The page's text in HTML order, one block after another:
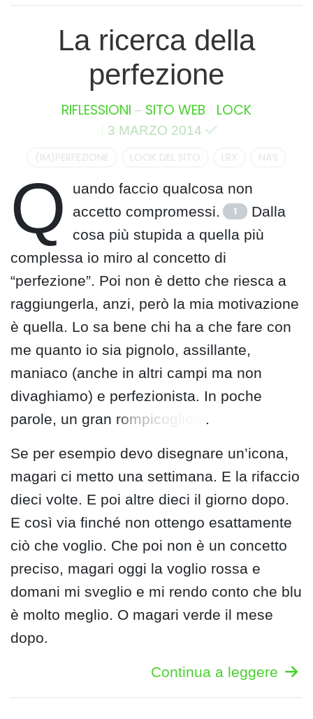
La ricerca della
perfezione
RIFLESSIONI – SITO WEB LOCK
3 MARZO 2014
(IM)PERFEZIONE LOOK DEL SITO LRX NAS
Q
uando faccio qualcosa non
accetto compromessi.
1
Dalla
cosa più stupida a quella più
complessa io miro al concetto di
“perfezione”. Poi non è detto che riesca a
raggiungerla, anzi, però la mia motivazione
è quella. Lo sa bene chi ha a che fare con
me quanto io sia pignolo, assillante,
maniaco (anche in altri campi ma non
divaghiamo) e perfezionista. In poche
parole, un gran rompicoglioni .
Se per esempio devo disegnare un’icona,
magari ci metto una settimana. E la rifaccio
dieci volte. E poi altre dieci il giorno dopo.
E così via finché non ottengo esattamente
ciò che voglio. Che poi non è un concetto
preciso, magari oggi la voglio rossa e
domani mi sveglio e mi rendo conto che blu
è molto meglio. O magari verde il mese
dopo.
Continua a leggere